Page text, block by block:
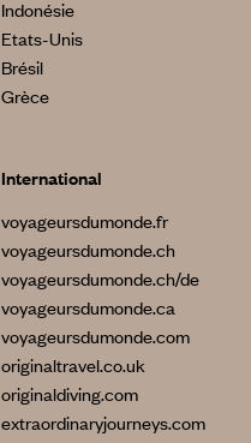
Indonésie
Etats-Unis
Brésil
Grèce
International
voyageursdumonde.fr
voyageursdumonde.ch
voyageursdumonde.ch/de
voyageursdumonde.ca
voyageursdumonde.com
originaltravel.co.uk
originaldiving.com
extraordinaryjourneys.com